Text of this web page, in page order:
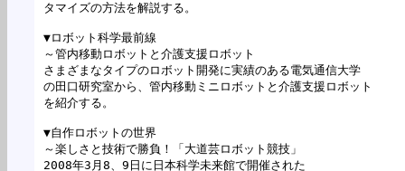
タマイズの方法を解説する。
▼ロボット科学最前線
～管内移動ロボットと介護支援ロボット
さまざまなタイプのロボット開発に実績のある電気通信大学
の田口研究室から、管内移動ミニロボットと介護支援ロボット
を紹介する。
▼自作ロボットの世界
～楽しさと技術で勝負！「大道芸ロボット競技」
2008年3月8、9日に日本科学未来館で開催された